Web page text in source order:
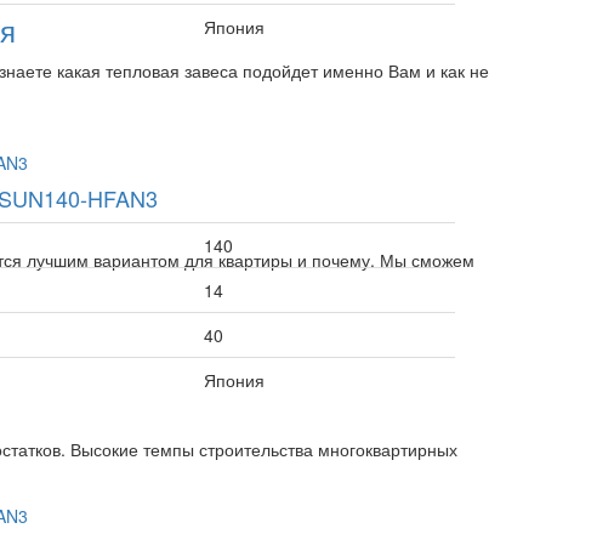
какая тепловая завеса подойдет именно Вам и как не
лучшим вариантом для квартиры и почему. Мы сможем
Высокие темпы строительства многоквартирных
Япония
HFAN3
140
14
40
Япония